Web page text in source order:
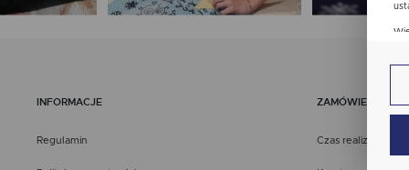
INFORMACJE
Regulamin
ZAMÓWIENIA
Czas realizacji